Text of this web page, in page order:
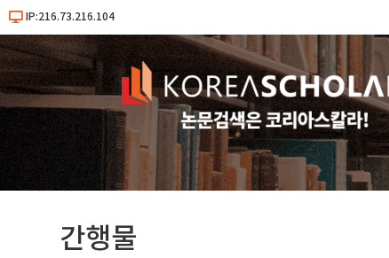
IP:216.73.216.104
간행물